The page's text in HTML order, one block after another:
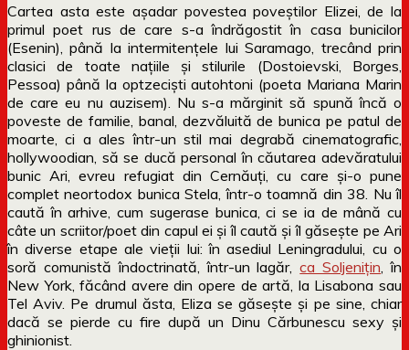
Cartea asta este așadar povestea poveștilor Elizei, de la
primul poet rus de care s-a îndrăgostit în casa bunicilor
(Esenin), până la intermitențele lui Saramago, trecând prin
clasici de toate națiile și stilurile (Dostoievski, Borges,
Pessoa) până la optzeciști autohtoni (poeta Mariana Marin
de care eu nu auzisem). Nu s-a mărginit să spună încă o
poveste de familie, banal, dezvăluită de bunica pe patul de
moarte, ci a ales într-un stil mai degrabă cinematografic,
hollywoodian, să se ducă personal în căutarea adevăratului
bunic Ari, evreu refugiat din Cernăuți, cu care și-o pune
complet neortodox bunica Stela, într-o toamnă din 38. Nu îl
caută în arhive, cum sugerase bunica, ci se ia de mână cu
câte un scriitor/poet din capul ei și îl caută și îl găsește pe Ari
în diverse etape ale vieții lui: în asediul Leningradului, cu o
soră comunistă îndoctrinată, într-un lagăr,ca Soljenițin , în
New York, făcând avere din opere de artă, la Lisabona sau
Tel Aviv. Pe drumul ăsta, Eliza se găsește și pe sine, chiar
dacă se pierde cu fire după un Dinu Cărbunescu sexy și
ghinionist.